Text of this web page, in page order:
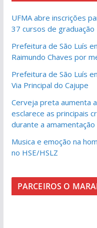
UFMA abre inscrições
37 cursos de graduação
Prefeitura de São Luís
Raimundo Chaves por
Prefeitura de São Luís
Via Principal do Cajupe
Cerveja preta aumenta
esclarece as principais
durante a amamentação
Musica e emoção na
no HSE/HSLZ
PARCEIROS O